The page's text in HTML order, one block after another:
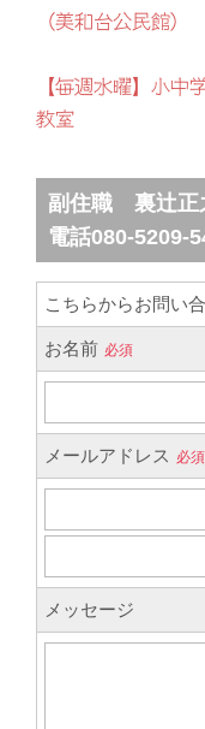
（美和台公民館）
【毎週水曜】小中
教室